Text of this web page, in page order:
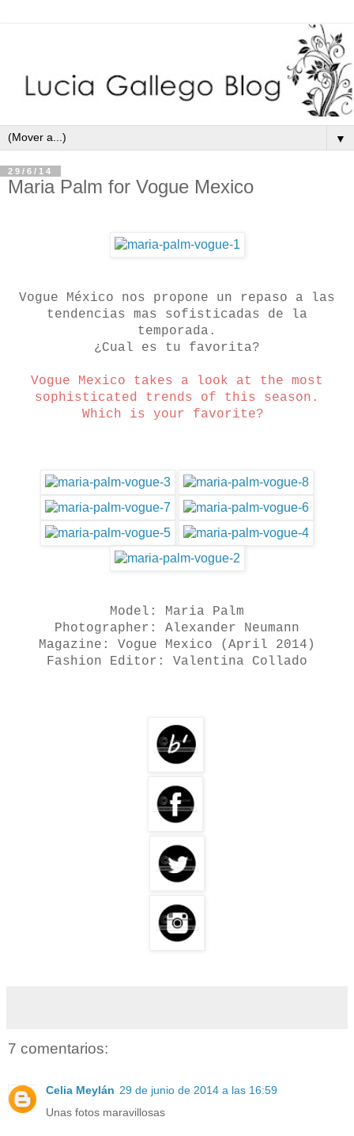
▼
29/6/14
Maria Palm for Vogue Mexico
Vogue México nos propone un repaso a las
tendencias mas sofisticadas de la
temporada.
¿Cual es tu favorita?
Vogue Mexico takes a look at the most
sophisticated trends of this season.
Which is your favorite?
Model: Maria Palm
Photographer: Alexander Neumann
Magazine: Vogue Mexico (April 2014)
Fashion Editor: Valentina Collado
7 comentarios:
Celia Meylán 29 de junio de 2014 a las 16:59
Unas fotos maravillosas